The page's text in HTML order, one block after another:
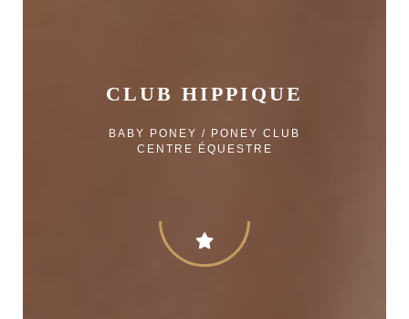
CLUB HIPPIQUE
BABY PONEY / PONEY CLUB
CENTRE ÉQUESTRE